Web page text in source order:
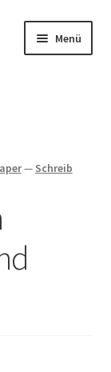
Menü
— Schreib